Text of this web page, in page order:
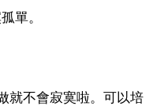
單。
就不會寂寞啦。可以培